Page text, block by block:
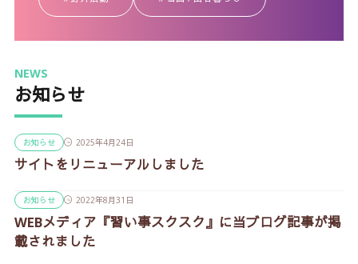
お知らせ
NEWS
お知らせ 2025年4月24日
サイトをリニューアルしました
お知らせ 2022年8月31日
WEBメディア『習い事スクスク』に当ブログ記事が掲
載されました